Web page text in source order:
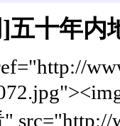
五十年内
src="http://